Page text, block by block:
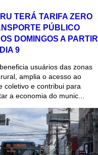
TERÁ TARIFA ZERO
PÚBLICO
DOMINGOS A PARTIR
9
usuários das zonas
amplia o acesso ao
coletivo e contribui para
a economia do munic...